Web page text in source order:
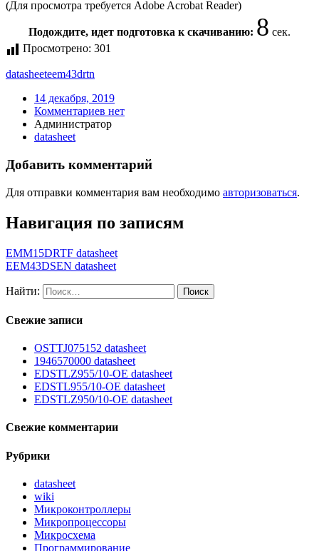
(Для просмотра требуется Adobe Acrobat Reader)
Подождите, идет подготовка к скачиванию: 7 сек.
Просмотрено: 301
datasheeteem43drtn
14 декабря, 2019
Комментариев нет
Администратор
datasheet
Добавить комментарий
Для отправки комментария вам необходимо авторизоваться.
Навигация по записям
EMM15DRTF datasheet
EEM43DSEN datasheet
Найти:
Свежие записи
OSTTJ075152 datasheet
1946570000 datasheet
EDSTLZ955/10-OE datasheet
EDSTL955/10-OE datasheet
EDSTLZ950/10-OE datasheet
Свежие комментарии
Рубрики
datasheet
wiki
Микроконтроллеры
Микропроцессоры
Микросхема
Программирование